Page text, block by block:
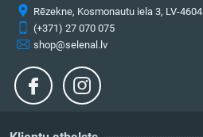
Rēzekne, Kosmonautu iela 3, LV-4604
(+371) 27 070 075
shop@selenal.lv